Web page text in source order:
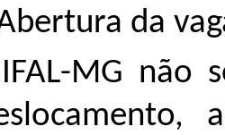
da
MG não